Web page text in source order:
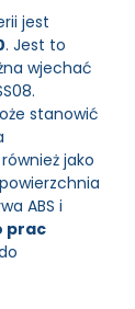
jest
. Jest to
wjechać
stanowić
jako
ABS i
prac